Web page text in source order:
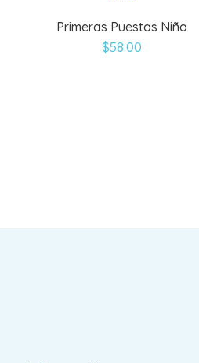
Primeras Puestas Niña
$58.00